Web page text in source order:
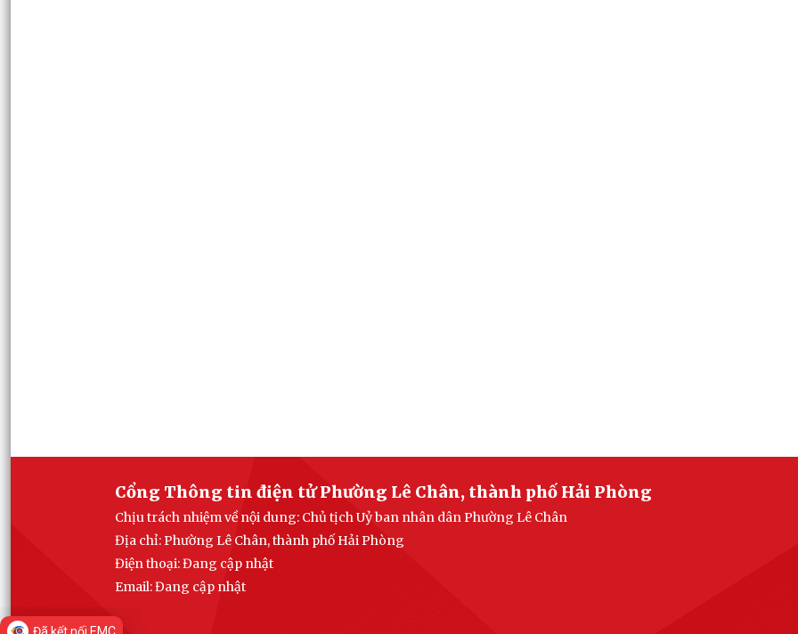
Cổng Thông tin điện tử Phường Lê Chân, thành phố Hải Phòng
Chịu trách nhiệm về nội dung: Chủ tịch Uỷ ban nhân dân Phường Lê Chân
Địa chỉ: Phường Lê Chân, thành phố Hải Phòng
Điện thoại: Đang cập nhật
Email:Đang cập nhật